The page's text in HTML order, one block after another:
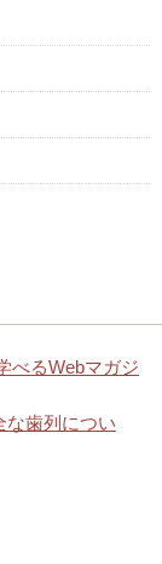
べるWebマガジ
な歯列につい